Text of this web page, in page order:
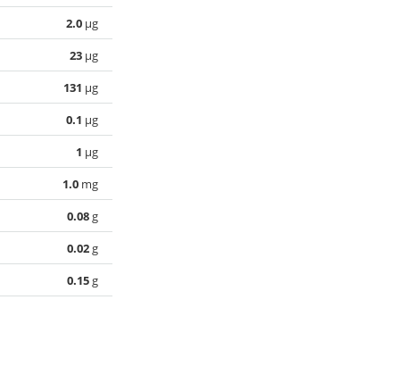
2.0 µg
23 µg
131 µg
0.1 µg
1 µg
1.0 mg
0.08g
0.02g
0.15g